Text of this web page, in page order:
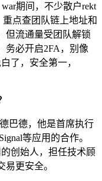
期间，不少散户rekt
点查团队链上地址和
但流通量受团队解锁
务必开启2FA，别像
了，安全第一，
巴德，他是首席执行
等应用的合作。
创始人，担任技术顾
更安全。